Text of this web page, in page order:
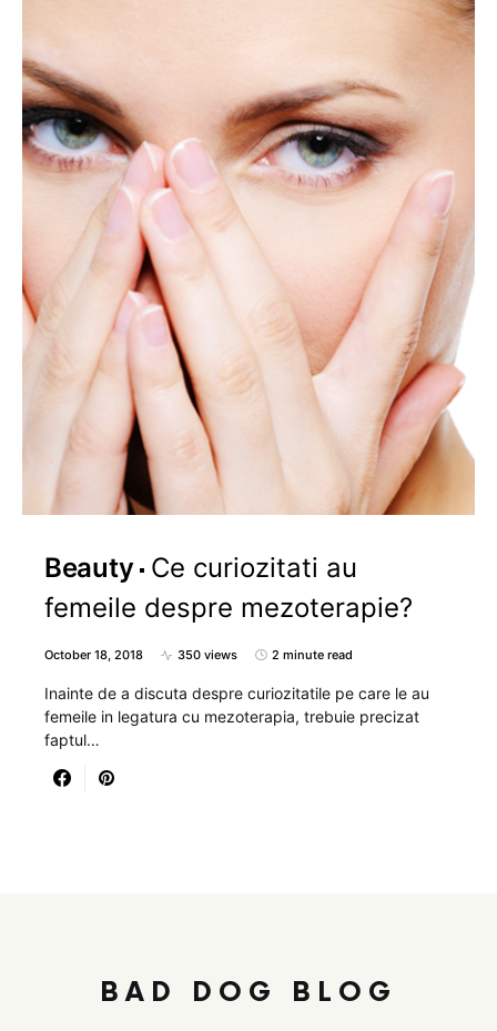
Beauty Ce curiozitati au
femeile despre mezoterapie?
October 18, 2018 350 views 2 minute read
Inainte de a discuta despre curiozitatile pe care le au
femeile in legatura cu mezoterapia, trebuie precizat
faptul…
BAD DOG BLOG